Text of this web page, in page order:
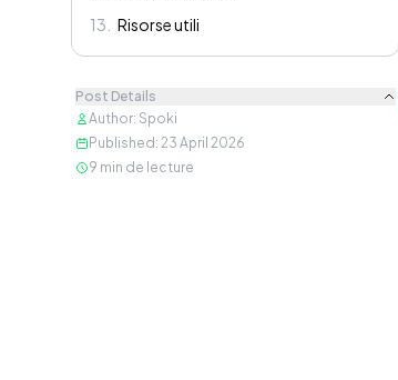
13
Risorse utili
Post Details
Author: Spoki
Published : 23 April 2026
9 min de lecture